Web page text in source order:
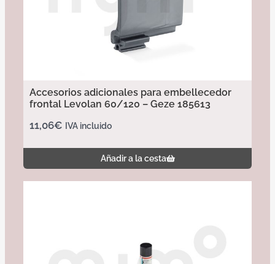
Accesorios adicionales para embellecedor
frontal Levolan 60/120 – Geze 185613
11,06€ IVA incluido
Añadir a la cesta